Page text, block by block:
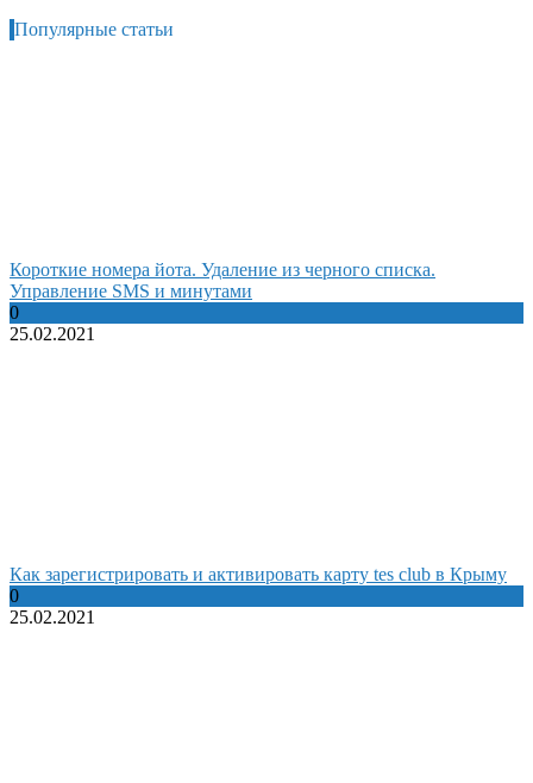
Популярные статьи
Короткие номера йота. Удаление из черного списка.
Управление SMS и минутами
0
25.02.2021
Как зарегистрировать и активировать карту tes club в Крыму
0
25.02.2021